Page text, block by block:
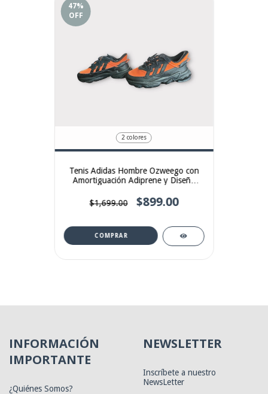
47%
OFF
2 colores
Tenis Adidas Hombre Ozweego con
Amortiguación Adiprene y Diseño
$1,699.00
$899.00
COMPRAR
INFORMACIÓN
IMPORTANTE
¿Quiénes Somos?
NEWSLETTER
Inscríbete a nuestro
NewsLetter